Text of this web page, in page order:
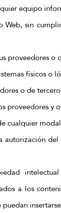
equipo
sin
proveedores o
físicos o
o de
proveedores y
cualquier
a los